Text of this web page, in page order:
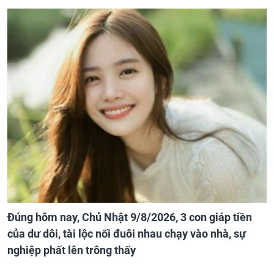
Đúng hôm nay, Chủ Nhật 9/8/2026, 3 con giáp tiền
của dư dôi, tài lộc nối đuôi nhau chạy vào nhà, sự
nghiệp phất lên trông thấy